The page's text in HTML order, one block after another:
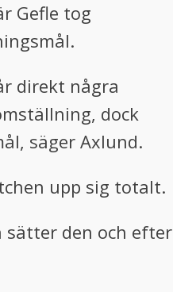
Gefle tog
direkt några
dock
säger Axlund.
upp sig totalt.
sätter den och efter